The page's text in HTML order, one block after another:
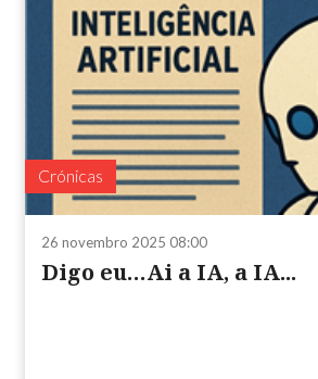
Crónicas
26 novembro 2025 08:00
Digo eu…Ai a IA, a IA...